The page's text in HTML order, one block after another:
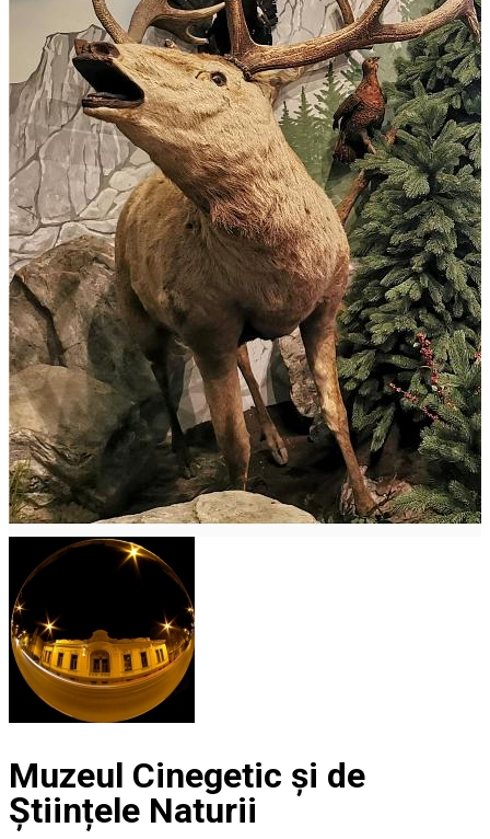
Muzeul Cinegetic și de
Științele Naturii